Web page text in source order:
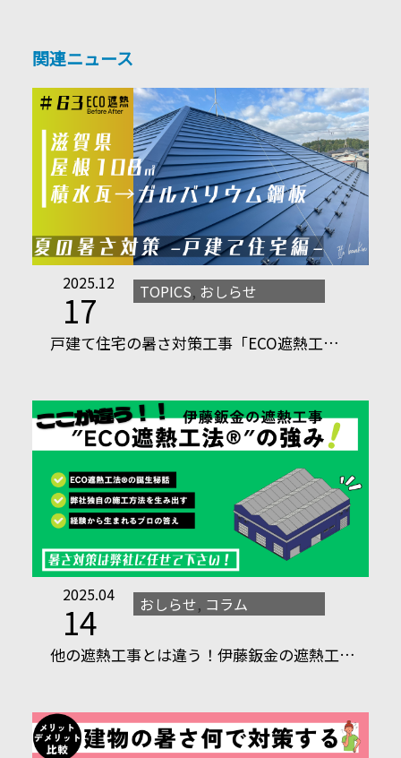
関連ニュース
2025.12
17 TOPICS, おしらせ
戸建て住宅の暑さ対策工事「ECO遮熱工…
2025.04
14 おしらせ, コラム
他の遮熱工事とは違う！伊藤鈑金の遮熱工…